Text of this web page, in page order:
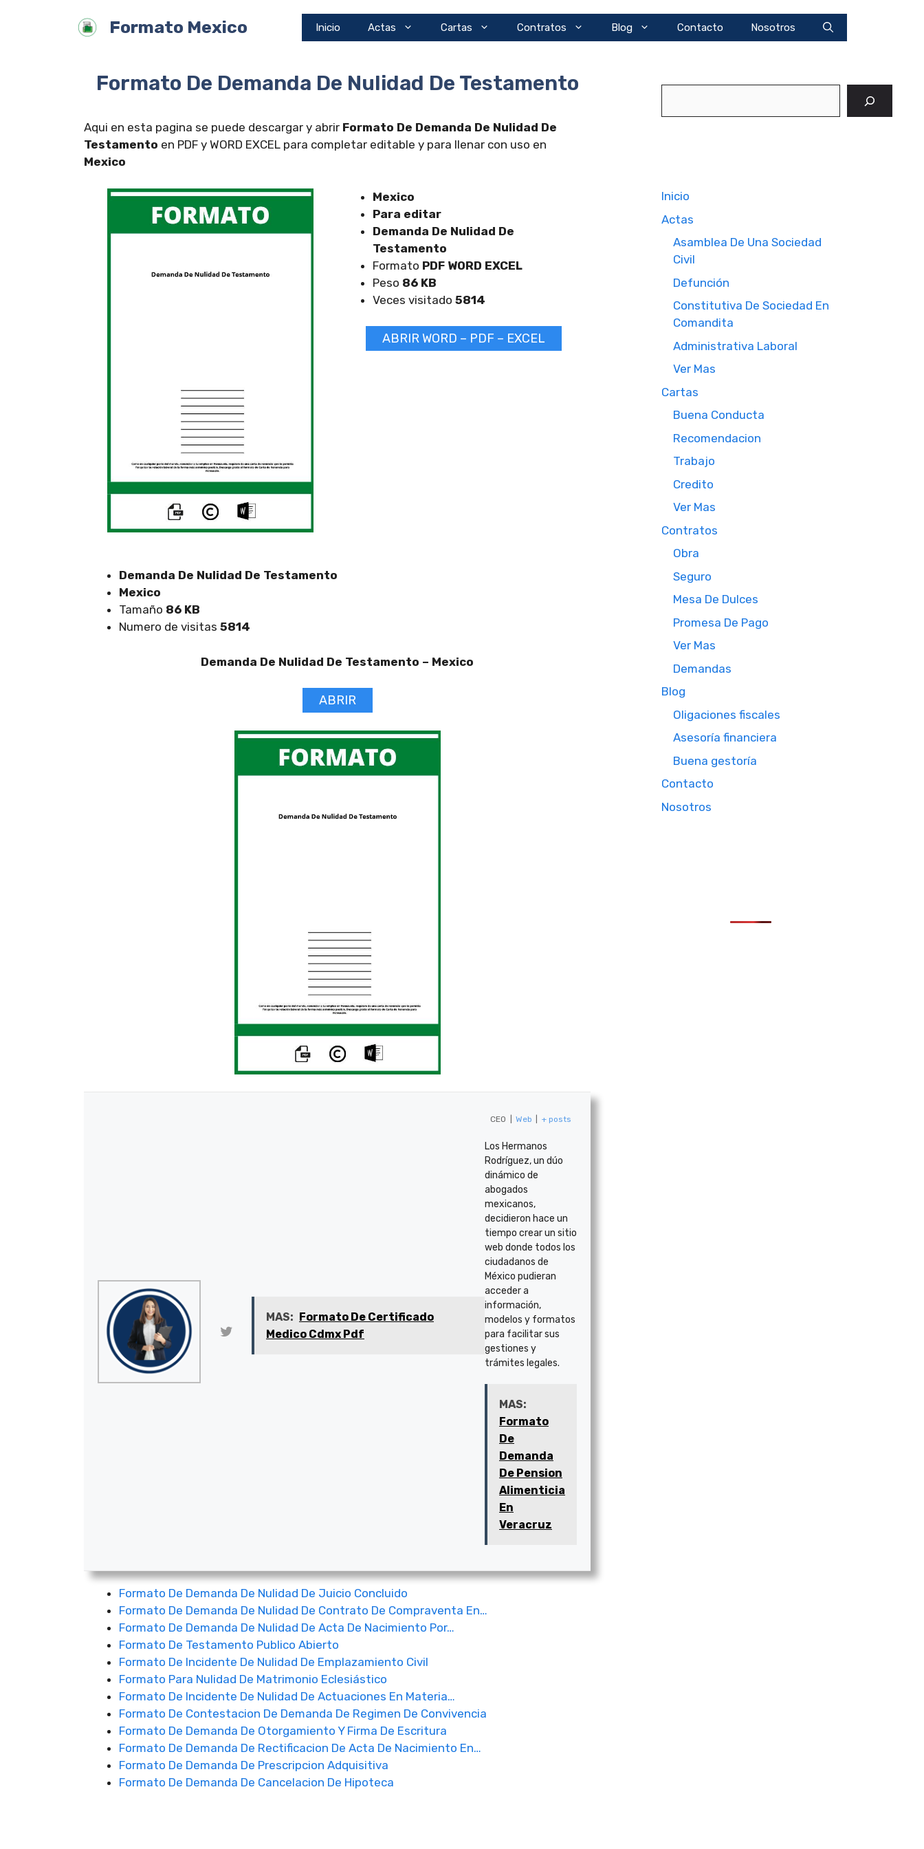
Formato Mexico Inicio Actas Cartas Contratos Blog Contacto Nosotros
Formato De Demanda De Nulidad De Testamento
Aqui en esta pagina se puede descargar y abrir Formato De Demanda De Nulidad De
Testamento en PDF y WORD EXCEL para completar editable y para llenar con uso en
Mexico
Mexico
Para editar
Demanda De Nulidad De
Testamento
Formato PDF WORD EXCEL
Peso 86 KB
Veces visitado 5814
ABRIR WORD – PDF – EXCEL
Demanda De Nulidad De Testamento
Mexico
Tamaño 86 KB
Numero de visitas 5814
Demanda De Nulidad De Testamento – Mexico
ABRIR
MAS: Formato De Certificado
Medico Cdmx Pdf
CEO Web + posts
Los Hermanos
Rodríguez, un dúo
dinámico de
abogados
mexicanos,
decidieron hace un
tiempo crear un sitio
web donde todos los
ciudadanos de
México pudieran
acceder a
información,
modelos y formatos
para facilitar sus
gestiones y
trámites legales.
MAS:
Formato
De
Demanda
De Pension
Alimenticia
En
Veracruz
Formato De Demanda De Nulidad De Juicio Concluido
Formato De Demanda De Nulidad De Contrato De Compraventa En…
Formato De Demanda De Nulidad De Acta De Nacimiento Por…
Formato De Testamento Publico Abierto
Formato De Incidente De Nulidad De Emplazamiento Civil
Formato Para Nulidad De Matrimonio Eclesiástico
Formato De Incidente De Nulidad De Actuaciones En Materia…
Formato De Contestacion De Demanda De Regimen De Convivencia
Formato De Demanda De Otorgamiento Y Firma De Escritura
Formato De Demanda De Rectificacion De Acta De Nacimiento En…
Formato De Demanda De Prescripcion Adquisitiva
Formato De Demanda De Cancelacion De Hipoteca
Inicio
Actas
Asamblea De Una Sociedad
Civil
Defunción
Constitutiva De Sociedad En
Comandita
Administrativa Laboral
Ver Mas
Cartas
Buena Conducta
Recomendacion
Trabajo
Credito
Ver Mas
Contratos
Obra
Seguro
Mesa De Dulces
Promesa De Pago
Ver Mas
Demandas
Blog
Oligaciones fiscales
Asesoría financiera
Buena gestoría
Contacto
Nosotros